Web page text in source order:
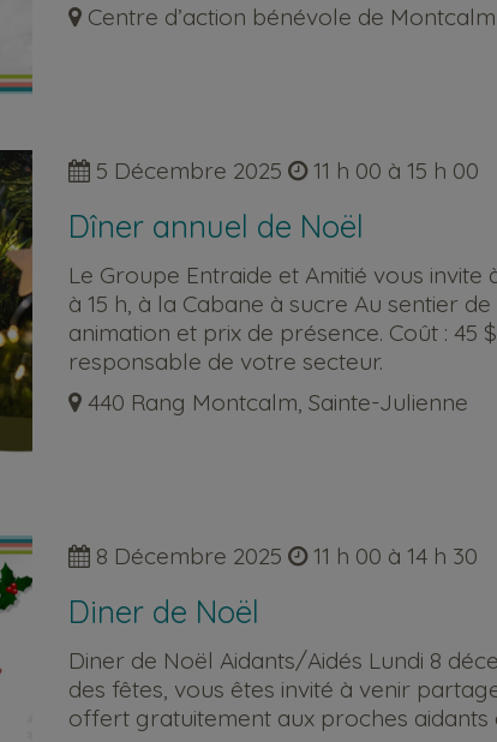
Centre d’action bénévole de
5 Décembre 2025 11 h 00 à 15 h 00
Dîner annuel de Noël
Le Groupe Entraide et Amitié vous
à 15 h, à la Cabane à sucre Au sentier
animation et prix de présence. Coût :
responsable de votre secteur.
440 Rang Montcalm, Sainte-Julienne
8 Décembre 2025 11 h 00 à 14 h 30
Diner de Noël
Diner de Noël Aidants/Aidés Lundi 8
des fêtes, vous êtes invité à venir
offert gratuitement aux proches aidants